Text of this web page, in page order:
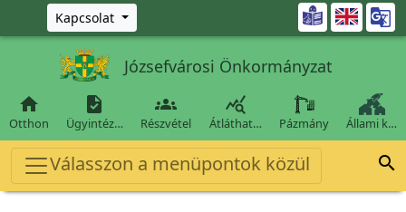
Ugrás a fő tartalomra
Kapcsolat 
Józsefvárosi Önkormányzat

Otthon

Ügyintéz…

Részvétel

Átláthat… Pázmány Állami k…
Válasszon a menüpontok közül 